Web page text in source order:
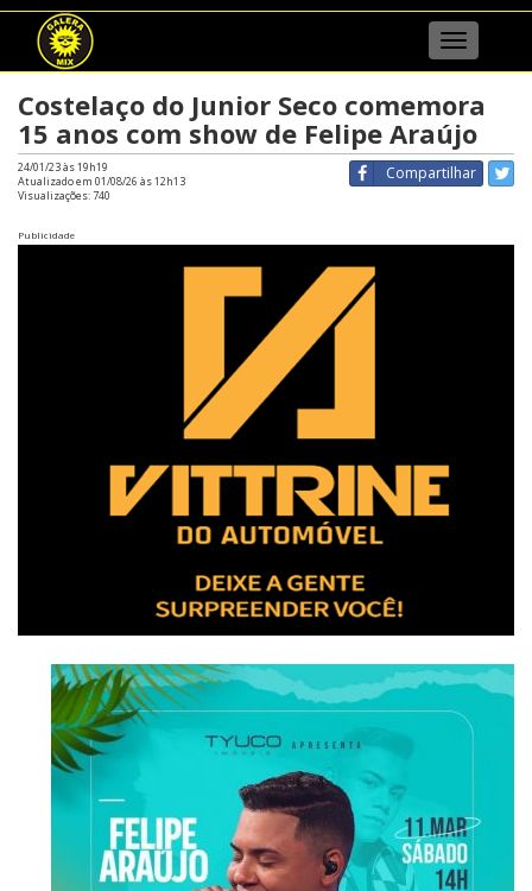
Menu
Costelaço do Junior Seco comemora
15 anos com show de Felipe Araújo
Compartilhar
24/01/23 às 19h19
Atualizado em 01/08/26 às 12h13
Visualizações:740
Publicidade